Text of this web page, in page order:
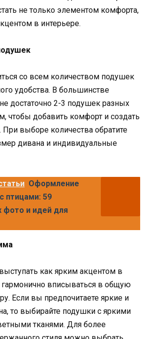
не только элементом комфорта,
в интерьере.
со всем количеством подушек
удобства. В большинстве
достаточно 2-3 подушек разных
чтобы добавить комфорт и создать
выборе количества обратите
дивана и индивидуальные
Оформление
птицами: 59
фото и идей для
как ярким акцентом в
гармонично вписываться в общую
Если вы предпочитаете яркие и
то выбирайте подушки с яркими
тканями. Для более